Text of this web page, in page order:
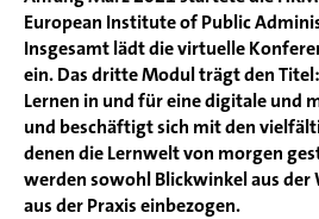
European Institute of Public
Insgesamt lädt die virtuelle
ein. Das dritte Modul trägt den
Lernen in und für eine digitale und
und beschäftigt sich mit den
denen die Lernwelt von morgen
werden sowohl Blickwinkel aus der
aus der Praxis einbezogen.